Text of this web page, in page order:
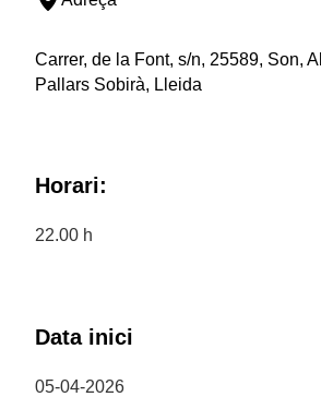
Carrer, de la Font, s/n, 25589, Son,
Pallars Sobirà, Lleida
Horari:
22.00 h
Data inici
05-04-2026